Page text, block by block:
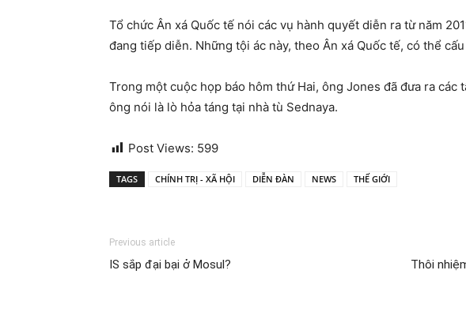
Tổ chức Ân xá Quốc tế nói các vụ hành quyết diễn ra từ năm
đang tiếp diễn. Những tội ác này, theo Ân xá Quốc tế, có thể
Trong một cuộc họp báo hôm thứ Hai, ông Jones đã đưa ra các
ông nói là lò hỏa táng tại nhà tù Sednaya.
Post Views: 599
TAGS CHÍNH TRỊ - XÃ HỘI DIỄN ĐÀN NEWS THẾ GIỚI
Previous article
IS sắp đại bại ở Mosul?
Thôi